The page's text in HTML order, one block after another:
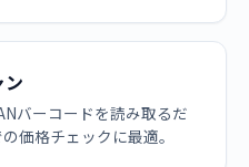
バーコードを読み取るだ
価格チェックに最適。